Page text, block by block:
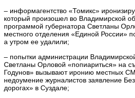
– информагентство «Томикс»
который произошел во Владимирской
программой губернатора Светланы
местного отделения «Единой России»
а утром ее удалили;
– попытки администрации
Светланы Орловой «попиариться» на
Годунов» вызывают иронию местных
недоумение журналистов заявление
дорогах» в Суздале;